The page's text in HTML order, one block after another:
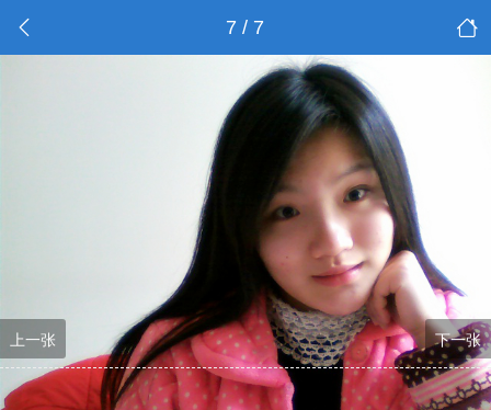
7 / 7
上一张 下一张